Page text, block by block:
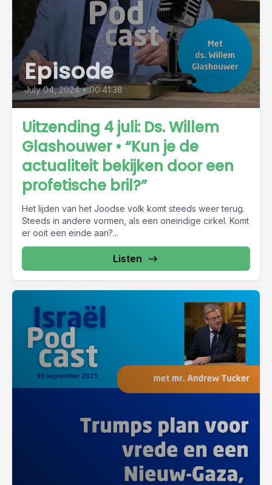
Episode
July 04, 2024 • 00:41:38
Uitzending 4 juli: Ds. Willem
Glashouwer • “Kun je de
actualiteit bekijken door een
profetische bril?”
Het lijden van het Joodse volk komt steeds weer terug.
Steeds in andere vormen, als een oneindige cirkel. Komt
er ooit een einde aan?...
Listen